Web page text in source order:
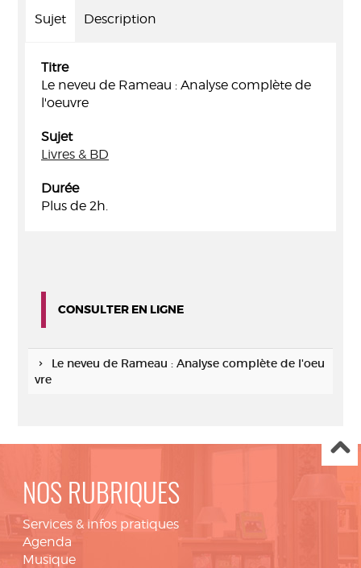
Sujet Description
Titre
Le neveu de Rameau : Analyse complète de
l'oeuvre
Sujet
Livres & BD
Durée
Plus de 2h.
CONSULTER EN LIGNE
Le neveu de Rameau : Analyse complète de l'oeu
vre
NOS RUBRIQUES
Services & infos pratiques
Agenda
Musique